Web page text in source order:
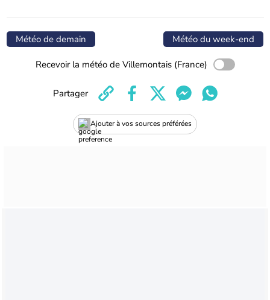
Météo de demain Météo du week-end
Recevoir la météo de Villemontais (France)
Ajouter à vos sources préférées
Partager